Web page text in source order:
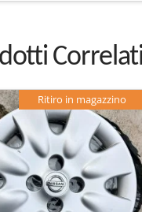
Correlati
Ritiro in magazzino